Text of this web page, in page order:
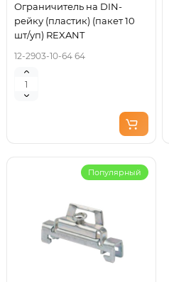
Ограничитель на DIN-
рейку (пластик) (пакет 10
шт/уп) REXANT
12-2903-10-64 64
Популярный